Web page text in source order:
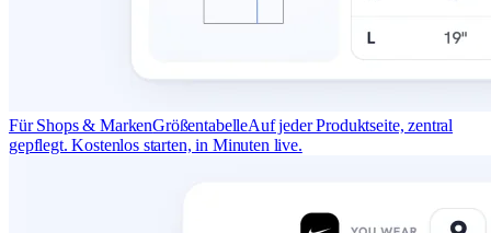
Für Shops & MarkenGrößentabelleAuf jeder Produktseite, zentral
gepflegt. Kostenlos starten, in Minuten live.